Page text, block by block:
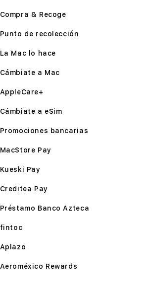
Compra & Recoge
Punto de recolección
La Mac lo hace
Cámbiate a Mac
AppleCare+
Cámbiate a eSim
Promociones bancarias
MacStore Pay
Kueski Pay
Creditea Pay
Préstamo Banco Azteca
fintoc
Aplazo
Aeroméxico Rewards